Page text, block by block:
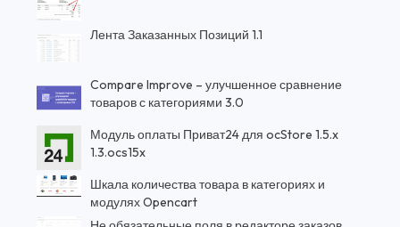
Лента Заказанных Позиций 1.1
Compare Improve – улучшенное сравнение
товаров с категориями 3.0
Модуль оплаты Приват24 для ocStore 1.5.x
1.3.ocs15x
Шкала количества товара в категориях и
модулях Opencart